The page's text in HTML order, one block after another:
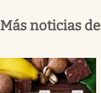
Más noticias de